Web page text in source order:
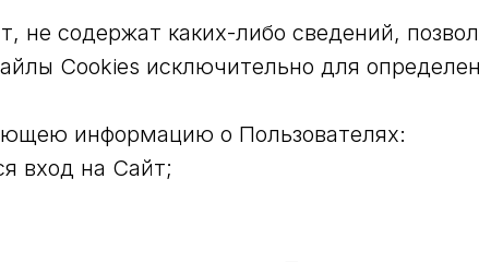
не содержат каких-либо сведений,
Cookies исключительно для
информацию о Пользователях:
вход на Сайт;